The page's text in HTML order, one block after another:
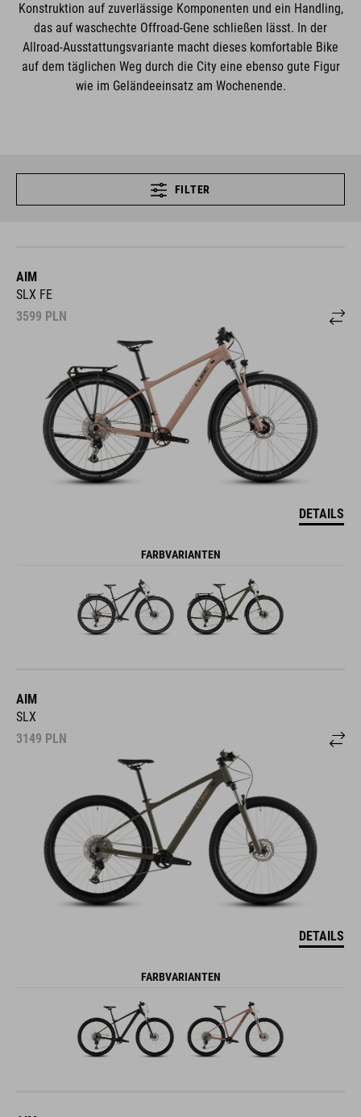
Konstruktion auf zuverlässige Komponenten und ein Handling,
das auf waschechte Offroad-Gene schließen lässt. In der
Allroad-Ausstattungsvariante macht dieses komfortable Bike
auf dem täglichen Weg durch die City eine ebenso gute Figur
wie im Geländeeinsatz am Wochenende.
FILTER
AIM
SLX FE
3599 PLN
DETAILS
FARBVARIANTEN
AIM
SLX
3149 PLN
DETAILS
FARBVARIANTEN